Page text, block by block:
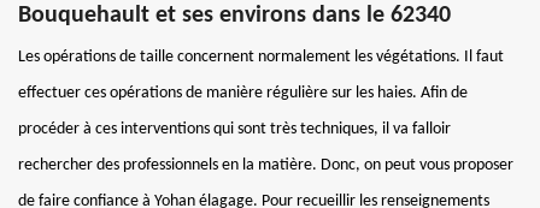
Bouquehault et ses environs dans le 62340
Les opérations de taille concernent normalement les végétations. Il faut
effectuer ces opérations de manière régulière sur les haies. Afin de
procéder à ces interventions qui sont très techniques, il va falloir
rechercher des professionnels en la matière. Donc, on peut vous proposer
de faire confiance à Yohan élagage. Pour recueillir les renseignements